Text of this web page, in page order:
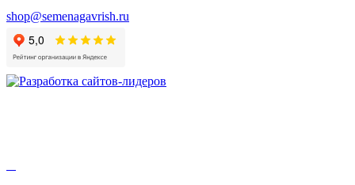
shop@semenagavrish.ru